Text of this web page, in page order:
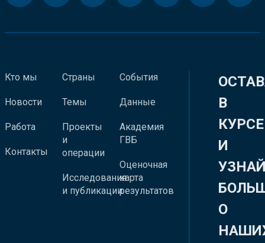
Кто мы
Новости
Работа
Контакты
Страны
Темы
Проекты
и
операции
Исследования
и публикации
События
Данные
Академия
ГВБ
Оценочная
карта
результатов
В
КУРСЕ
И
О